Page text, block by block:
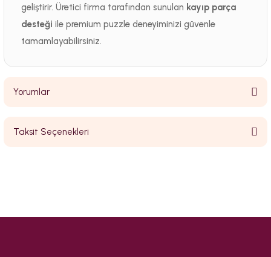
geliştirir. Üretici firma tarafından sunulan kayıp parça
desteği ile premium puzzle deneyiminizi güvenle
tamamlayabilirsiniz.
Yorumlar
Taksit Seçenekleri